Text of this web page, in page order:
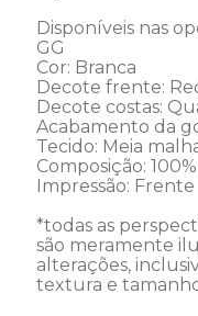
Disponíveis nas
GG
Cor: Branca
Decote frente:
Decote costas:
Acabamento da
Tecido: Meia
Composição:
Impressão: Frente
*todas as
são meramente
alterações,
textura e